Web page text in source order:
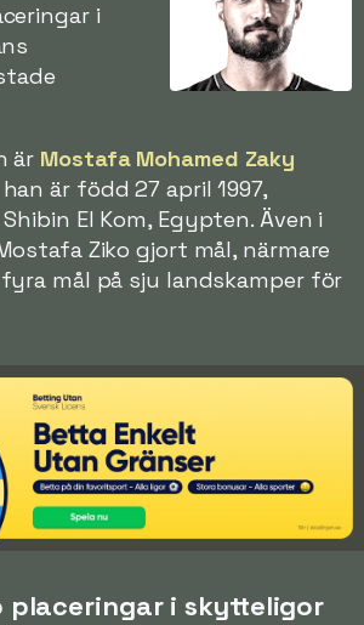
i
är Mostafa Mohamed Zaky
är född 27 april 1997,
El Kom, Egypten. Även i
Ziko gjort mål, närmare
mål på sju landskamper för
placeringar i skytteligor